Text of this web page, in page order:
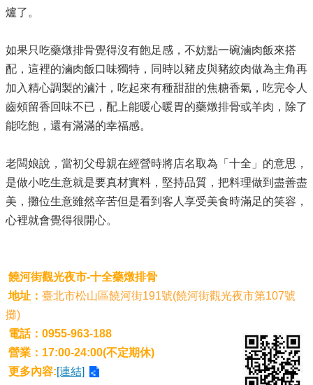
爐了。
如果只吃藥燉排骨覺得沒有飽足感，不妨點一碗滷肉飯來搭
配，這裡的滷肉飯口味獨特，同時以豬皮與豬絞肉做為主角再
加入精心調製的滷汁，吃起來有種甜甜的焦糖香氣，吃完令人
齒頰留香回味不已，配上能暖心暖胃的藥燉排骨或羊肉，除了
能吃飽，還有滿滿的幸福感。
老闆娘說，當初父母親在經營時將店名取為「十全」的意思，
是做小吃生意就是要真材實料，堅持品質，把料理做到盡善盡
美，攤位生意雖然辛苦但是看到客人享受美食時滿足的笑容，
心裡就會覺得很開心。
饒河街觀光夜市-十全藥燉排骨
地址： 臺北市松山區饒河街191號(饒河街觀光夜市第107號
攤)
電話：0955-963-188
營業：17:00-24:00(不定期休)
更多內容:[連結]